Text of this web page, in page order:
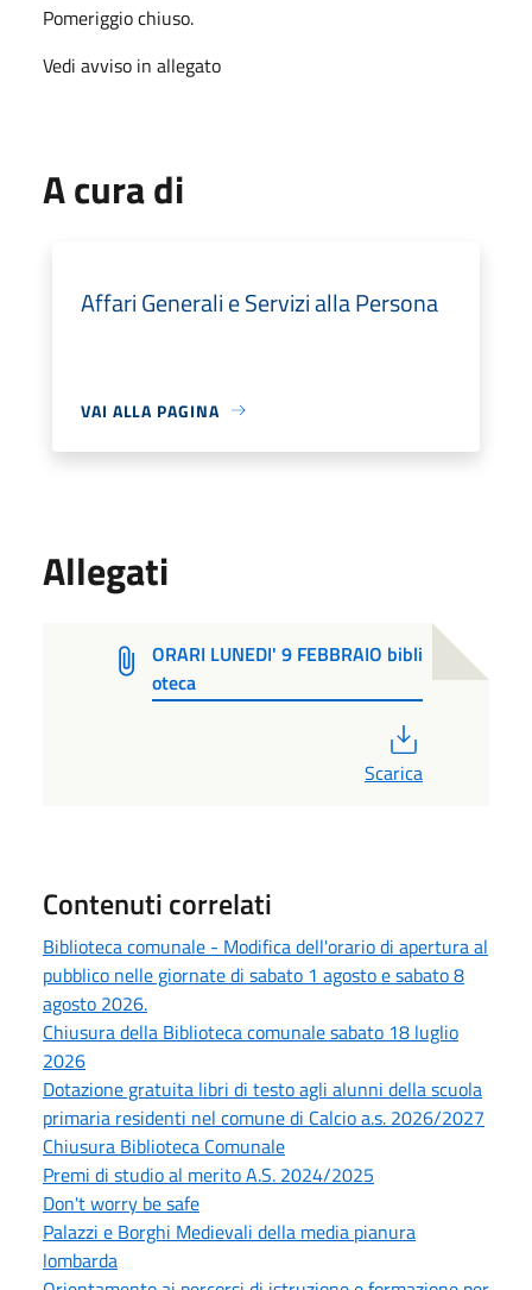
Pomeriggio chiuso.
Vedi avviso in allegato
A cura di
Affari Generali e Servizi alla Persona
VAI ALLA PAGINA
Allegati
ORARI LUNEDI' 9 FEBBRAIO bibli
oteca
Scarica
Contenuti correlati
Biblioteca comunale - Modifica dell'orario di apertura al
pubblico nelle giornate di sabato 1 agosto e sabato 8
agosto 2026.
Chiusura della Biblioteca comunale sabato 18 luglio
2026
Dotazione gratuita libri di testo agli alunni della scuola
primaria residenti nel comune di Calcio a.s. 2026/2027
Chiusura Biblioteca Comunale
Premi di studio al merito A.S. 2024/2025
Don't worry be safe
Palazzi e Borghi Medievali della media pianura
lombarda